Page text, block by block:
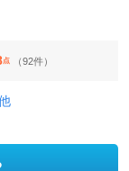
点 （92件）